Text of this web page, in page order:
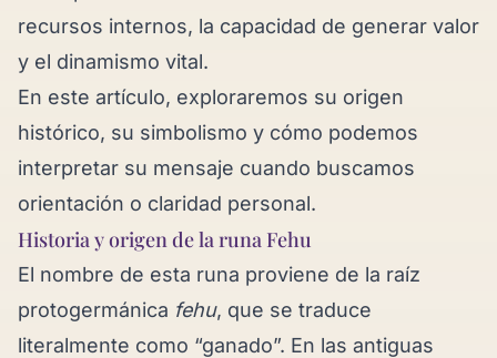
recursos internos, la capacidad de generar valor
y el dinamismo vital.
En este artículo, exploraremos su origen
histórico, su simbolismo y cómo podemos
interpretar su mensaje cuando buscamos
orientación o claridad personal.
Historia y origen de la runa Fehu
El nombre de esta runa proviene de la raíz
protogermánica fehu, que se traduce
literalmente como “ganado”. En las antiguas